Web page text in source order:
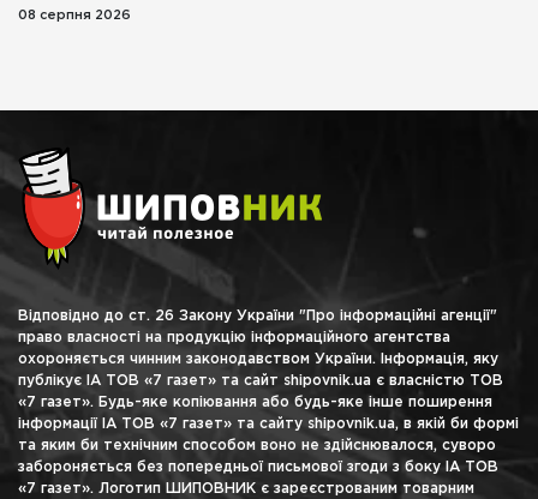
08 серпня 2026
Відповідно до ст. 26 Закону України "Про інформаційні агенції"
право власності на продукцію інформаційного агентства
охороняється чинним законодавством України. Інформація, яку
публікує ІА ТОВ «7 газет» та сайт shipovnik.ua є власністю ТОВ
«7 газет». Будь-яке копіювання або будь-яке інше поширення
інформації ІА ТОВ «7 газет» та сайту shipovnik.ua, в якій би формі
та яким би технічним способом воно не здійснювалося, суворо
забороняється без попередньої письмової згоди з боку ІА ТОВ
«7 газет». Логотип ШИПОВНИК є зареєстрованим товарним